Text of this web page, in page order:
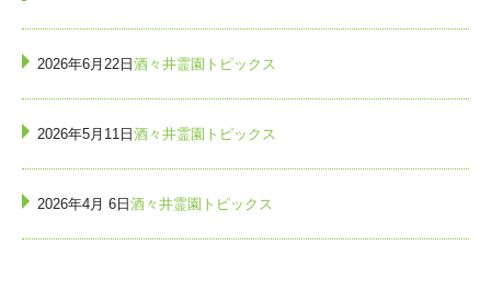
2026年6月22日 酒々井霊園トピックス
2026年5月11日 酒々井霊園トピックス
2026年4月 6日 酒々井霊園トピックス